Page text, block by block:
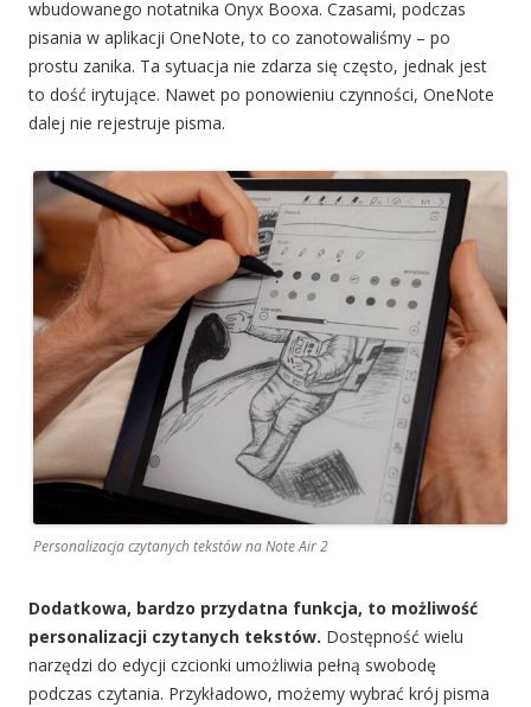
wbudowanego notatnika Onyx Booxa. Czasami, podczas
pisania w aplikacji OneNote, to co zanotowaliśmy – po
prostu zanika. Ta sytuacja nie zdarza się często, jednak jest
to dość irytujące. Nawet po ponowieniu czynności, OneNote
dalej nie rejestruje pisma.
Personalizacja czytanych tekstów na Note Air 2
Dodatkowa, bardzo przydatna funkcja, to możliwość
personalizacji czytanych tekstów. Dostępność wielu
narzędzi do edycji czcionki umożliwia pełną swobodę
podczas czytania. Przykładowo, możemy wybrać krój pisma